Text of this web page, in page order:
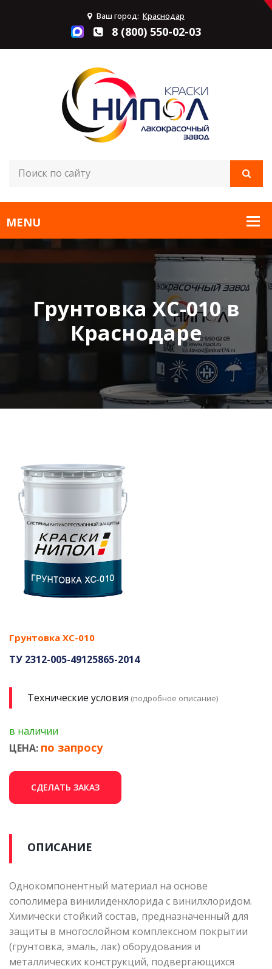
Ваш город: Краснодар
8 (800) 550-02-03
Грунтовка ХС-010 в
Краснодаре
Грунтовка ХС-010
ТУ 2312-005-49125865-2014
Технические условия (подробное описание)
в наличии
ЦЕНА: по запросу
СДЕЛАТЬ ЗАКАЗ
ОПИСАНИЕ
Однокомпонентный материал на основе
сополимера винилиденхлорида с винилхлоридом.
Химически стойкий состав, предназначенный для
защиты в многослойном комплексном покрытии
(грунтовка, эмаль, лак) оборудования и
металлических конструкций, подвергающихся